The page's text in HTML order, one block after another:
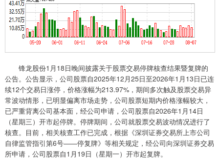
锋龙股份1月18日晚间披露关于股票交易停牌核查结果暨复牌的
公告。公告显示，公司股票自2025年12月25日至2026年1月13日已连
续12个交易日涨停，价格涨幅为213.97%，期间多次触及股票交易异
常波动情形，已明显偏离市场走势，公司股票短期内价格涨幅较大，
已严重背离公司基本面，经公司申请，公司股票自2026年1月14日
（星期三）开市起停牌。停牌期间，公司就股票交易波动情况进行了
核查。目前，相关核查工作已完成，根据《深圳证券交易所上市公司
自律监管指引第6号——停复牌》等相关规定，经公司向深圳证券交易
所申请，公司股票自1月19日（星期一）开市起复牌。